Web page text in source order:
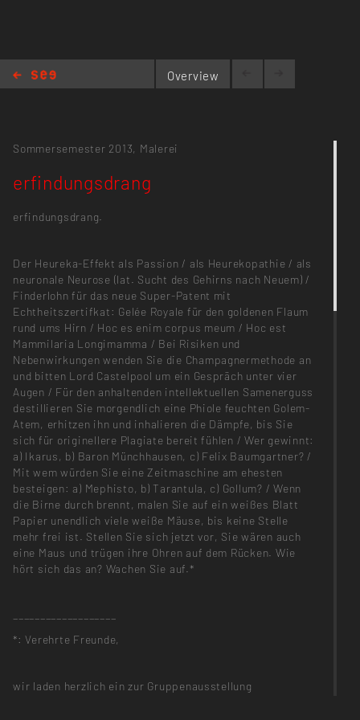
Overview
Sommersemester 2013, Malerei
erfindungsdrang
erfindungsdrang.
Der Heureka-Effekt als Passion / als Heurekopathie / als
neuronale Neurose (lat. Sucht des Gehirns nach Neuem) /
Finderlohn für das neue Super-Patent mit
Echtheitszertifkat: Gelée Royale für den goldenen Flaum
rund ums Hirn / Hoc es enim corpus meum / Hoc est
Mammilaria Longimamma / Bei Risiken und
Nebenwirkungen wenden Sie die Champagnermethode an
und bitten Lord Castelpool um ein Gespräch unter vier
Augen / Für den anhaltenden intellektuellen Samenerguss
destillieren Sie morgendlich eine Phiole feuchten Golem-
Atem, erhitzen ihn und inhalieren die Dämpfe, bis Sie
sich für originellere Plagiate bereit fühlen / Wer gewinnt:
a) Ikarus, b) Baron Münchhausen, c) Felix Baumgartner? /
Mit wem würden Sie eine Zeitmaschine am ehesten
besteigen: a) Mephisto, b) Tarantula, c) Gollum? / Wenn
die Birne durch brennt, malen Sie auf ein weißes Blatt
Papier unendlich viele weiße Mäuse, bis keine Stelle
mehr frei ist. Stellen Sie sich jetzt vor, Sie wären auch
eine Maus und trügen ihre Ohren auf dem Rücken. Wie
hört sich das an? Wachen Sie auf.*
___________________
*: Verehrte Freunde,
wir laden herzlich ein zur Gruppenausstellung